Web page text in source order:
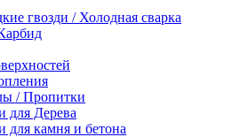
гвозди / Холодная сварка
/ Пропитки
для Дерева
для камня и бетона